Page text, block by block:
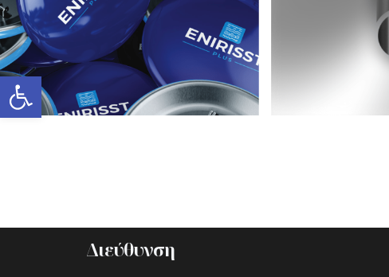
Ανοίξτε τη γραμμή εργαλείων
Διεύθυνση